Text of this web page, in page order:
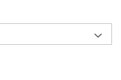
cu încredere și luptă pentru